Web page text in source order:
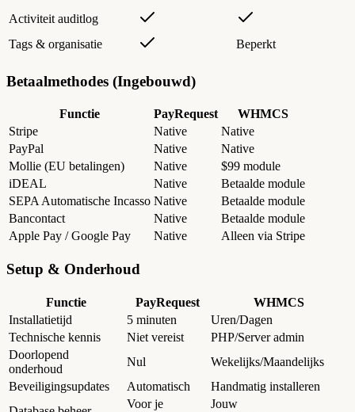
Activiteit auditlog
Tags & organisatie
Beperkt
Betaalmethodes (Ingebouwd)
Functie PayRequest
WHMCS
Stripe
Native
Native
PayPal
Native
Native
Mollie (EU betalingen)
Native
$99 module
iDEAL
Native
Betaalde module
SEPA Automatische Incasso Native
Betaalde module
Bancontact
Native
Betaalde module
Apple Pay / Google Pay
Native Alleen via Stripe
Setup & Onderhoud
Functie PayRequest
WHMCS
Installatietijd
5 minuten
Uren/Dagen
Technische kennis
Niet vereist
PHP/Server admin
Doorlopend
onderhoud
Nul
Wekelijks/Maandelijks
Beveiligingsupdates
Automatisch
Handmatig installeren
Voor je
Jouw